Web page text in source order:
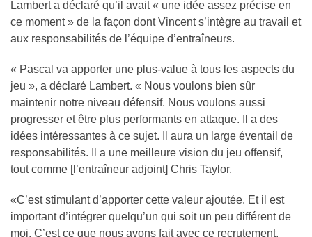
Lambert a déclaré qu’il avait « une idée assez précise en
ce moment » de la façon dont Vincent s’intègre au travail et
aux responsabilités de l’équipe d’entraîneurs.
« Pascal va apporter une plus-value à tous les aspects du
jeu », a déclaré Lambert. « Nous voulons bien sûr
maintenir notre niveau défensif. Nous voulons aussi
progresser et être plus performants en attaque. Il a des
idées intéressantes à ce sujet. Il aura un large éventail de
responsabilités. Il a une meilleure vision du jeu offensif,
tout comme [l’entraîneur adjoint] Chris Taylor.
«C’est stimulant d’apporter cette valeur ajoutée. Et il est
important d’intégrer quelqu’un qui soit un peu différent de
moi. C’est ce que nous avons fait avec ce recrutement.